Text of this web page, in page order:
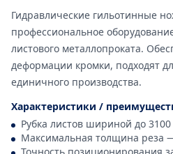
Гидравлические гильотинные
профессиональное
листового металлопроката.
деформации кромки, подходят
единичного производства.
Характеристики /
Рубка листов шириной до
Максимальная толщина реза